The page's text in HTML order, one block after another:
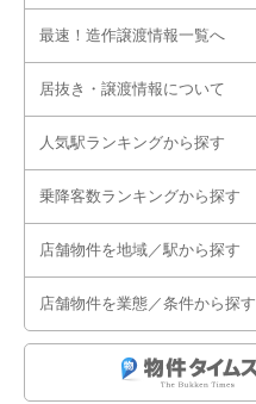
最速！造作譲渡情報一覧へ
居抜き・譲渡情報について
人気駅ランキングから探す
乗降客数ランキングから探す
店舗物件を地域／駅から探す
店舗物件を業態／条件から探す